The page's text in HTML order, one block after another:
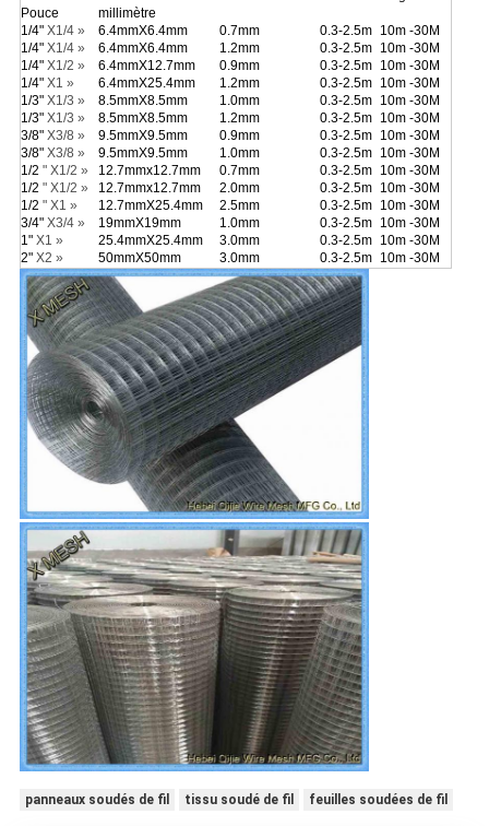
Pouce
millimètre
1/4"X1/4» 6.4mmX6.4mm 0.7mm 0.3-2.5m 10m -30M
1/4"X1/4» 6.4mmX6.4mm 1.2mm 0.3-2.5m 10m -30M
1/4"X1/2 » 6.4mmX12.7mm 0.9mm 0.3-2.5m 10m -30M
1/4"X1 » 6.4mmX25.4mm 1.2mm 0.3-2.5m 10m -30M
1/3"X1/3 » 8.5mmX8.5mm 1.0mm 0.3-2.5m 10m -30M
1/3"X1/3 » 8.5mmX8.5mm 1.2mm 0.3-2.5m 10m -30M
3/8"X3/8 » 9.5mmX9.5mm 0.9mm 0.3-2.5m 10m -30M
3/8"X3/8 » 9.5mmX9.5mm 1.0mm 0.3-2.5m 10m -30M
1/2 "X1/2 » 12.7mmx12.7mm 0.7mm 0.3-2.5m 10m -30M
1/2 "X1/2 » 12.7mmx12.7mm 2.0mm 0.3-2.5m 10m -30M
1/2 "X1 » 12.7mmX25.4mm 2.5mm 0.3-2.5m 10m -30M
3/4"X3/4» 19mmX19mm 1.0mm 0.3-2.5m 10m -30M
1"X1 » 25.4mmX25.4mm 3.0mm 0.3-2.5m 10m -30M
2"X2 » 50mmX50mm 3.0mm 0.3-2.5m 10m -30M
panneaux soudés de fil tissu soudé de fil feuilles soudées de fil